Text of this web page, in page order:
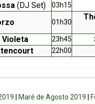
(DJ Set) 03h15
01h30
Violeta 23h45
22h00
Maré de Agosto 2019